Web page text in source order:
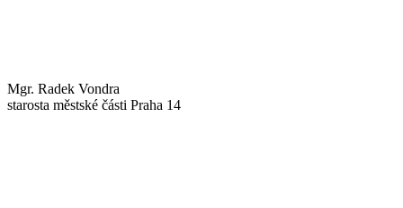
Mgr. Radek Vondra
starosta městské části Praha 14